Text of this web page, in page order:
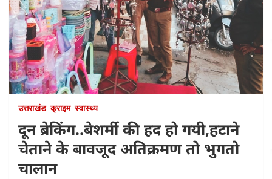
उत्तराखंड क्राइम स्वास्थ्य
दून ब्रेकिंग..बेशर्मी की हद हो गयी,हटाने
चेताने के बावजूद अतिक्रमण तो भुगतो
चालान